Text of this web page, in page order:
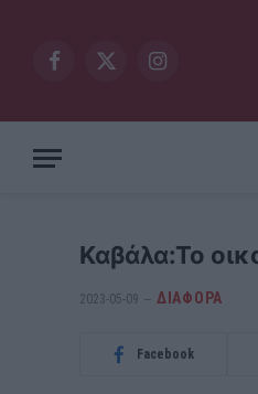
Facebook
X
Instagram
Καβάλα:Το
2023-05-09 ΔΙΆΦΟΡΑ
Facebook